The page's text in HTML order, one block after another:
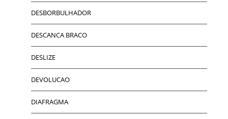
DESBORBULHADOR
DESCANCA BRACO
DESLIZE
DEVOLUCAO
DIAFRAGMA